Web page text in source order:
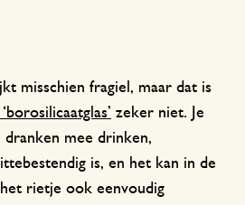
misschien fragiel, maar dat is
zeker niet. Je
mee drinken,
is, en het kan in de
rietje ook eenvoudig